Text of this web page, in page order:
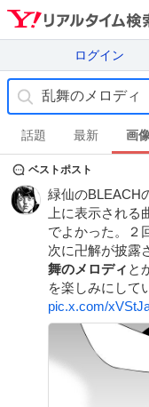
ログイン
話題 最新 画像
ベストポスト
緑仙のBLEACH
上に表示され
でよかった。２
次に卍解が披露
舞のメロディ と
を楽しみにして
pic.x.com/